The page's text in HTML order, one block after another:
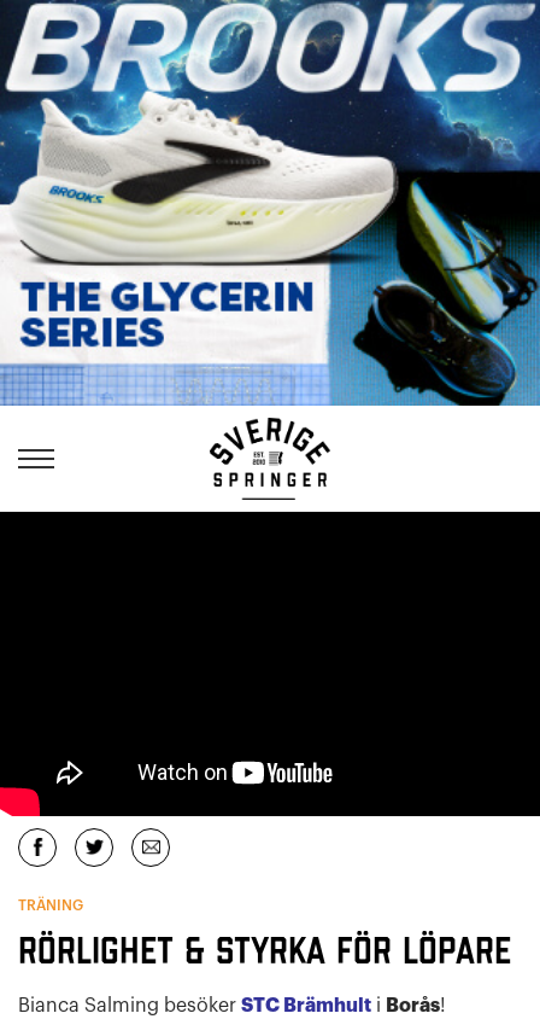
TRÄNING
Rörlighet & styrka för löpare
Bianca Salming besöker STC Brämhult i Borås!